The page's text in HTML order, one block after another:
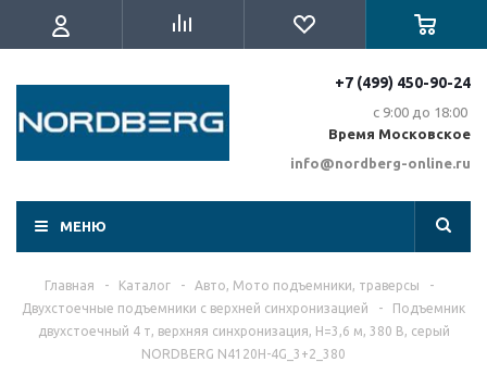
+7 (499) 450-90-24
с 9:00 до 18:00
Время Московское
info@nordberg-online.ru
МЕНЮ
Главная - Каталог - Авто, Мото подъемники, траверсы
-
Двухстоечные подъемники с верхней синхронизацией
-
Подъемник
двухстоечный 4 т, верхняя синхронизация, H=3,6 м, 380 В, серый
NORDBERG N4120H-4G_3+2_380